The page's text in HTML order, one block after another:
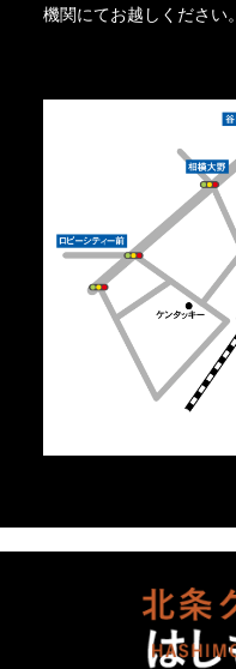
機関にてお越しください。